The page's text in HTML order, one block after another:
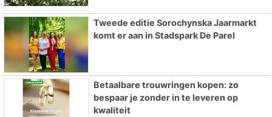
Tweede editie Sorochynska Jaarmarkt
komt er aan in Stadspark De Parel
Betaalbare trouwringen kopen: zo
bespaar je zonder in te leveren op
kwaliteit